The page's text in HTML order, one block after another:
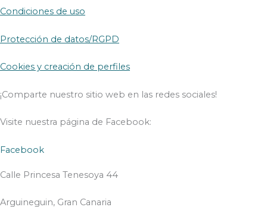
Condiciones de uso
Protección de datos/RGPD
Cookies y creación de perfiles
¡Comparte nuestro sitio web en las redes sociales!
Visite nuestra página de Facebook:
Facebook
Calle Princesa Tenesoya 44
Arguineguin, Gran Canaria